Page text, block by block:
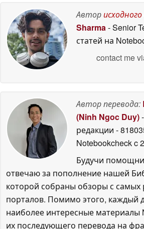
Автор
Sharma- Senior
статей на
contact me
Автор перевода:
(Ninh Ngoc Duy)
редакции -
Notebookcheckc
Будучи
отвечаю за пополнение нашей
которой собраны обзоры с самых
порталов. Помимо этого, каждый
наиболее интересные материалы
их последующего перевода на